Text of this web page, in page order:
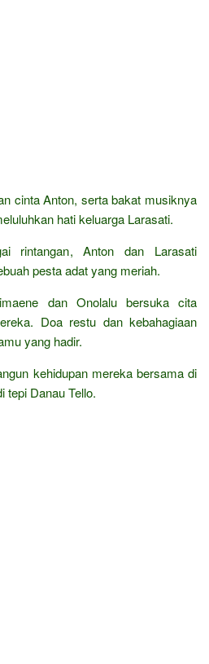
cinta Anton, serta bakat musiknya
hati keluarga Larasati.
rintangan, Anton dan Larasati
pesta adat yang meriah.
dan Onolalu bersuka cita
Doa restu dan kebahagiaan
yang hadir.
kehidupan mereka bersama di
tepi Danau Tello.